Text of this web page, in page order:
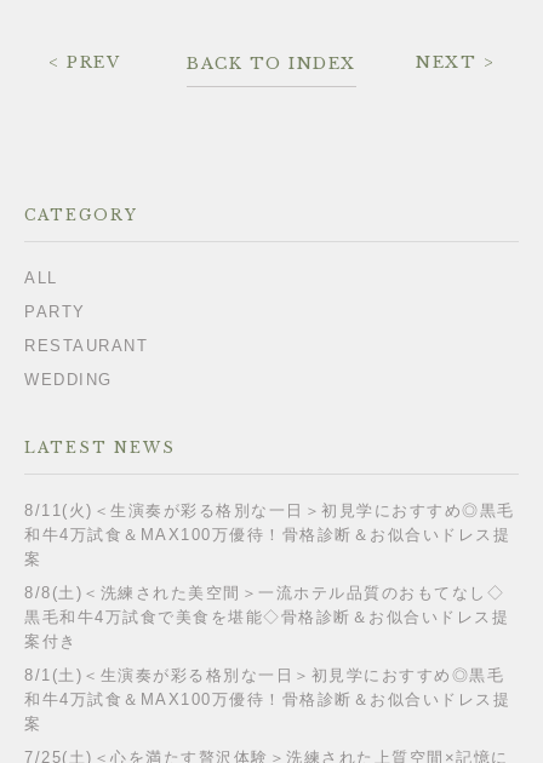
< PREV NEXT >
BACK TO INDEX
CATEGORY
ALL
PARTY
RESTAURANT
WEDDING
LATEST NEWS
8/11(火)＜生演奏が彩る格別な一日＞初見学におすすめ◎黒毛
和牛4万試食＆MAX100万優待！骨格診断＆お似合いドレス提
案
8/8(土)＜洗練された美空間＞一流ホテル品質のおもてなし◇
黒毛和牛4万試食で美食を堪能◇骨格診断＆お似合いドレス提
案付き
8/1(土)＜生演奏が彩る格別な一日＞初見学におすすめ◎黒毛
和牛4万試食＆MAX100万優待！骨格診断＆お似合いドレス提
案
7/25(土)＜心を満たす贅沢体験＞洗練された上質空間×記憶に